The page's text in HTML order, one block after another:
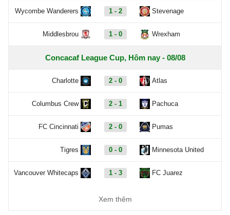
Wycombe Wanderers 1 - 2 Stevenage
Middlesbrou 1 - 0 Wrexham
Concacaf League Cup, Hôm nay - 08/08
Charlotte 2 - 0 Atlas
Columbus Crew 2 - 1 Pachuca
FC Cincinnati 2 - 0 Pumas
Tigres 0 - 0 Minnesota United
Vancouver Whitecaps 1 - 3 FC Juarez
Carabao Cup, Hôm nay - 08/08
Xem thêm